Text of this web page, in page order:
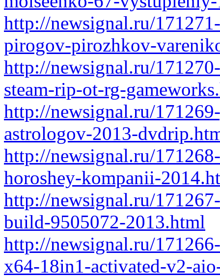
http://newsignal.ru/
pirogov-pirozhkov-
http://newsignal.ru/
steam-rip-ot-rg-
http://newsignal.ru/
astrologov-2013-
http://newsignal.ru/
horoshey-kompanii-
http://newsignal.ru/
build-9505072-2013.html
http://newsignal.ru/
x64-18in1-activated-v2-